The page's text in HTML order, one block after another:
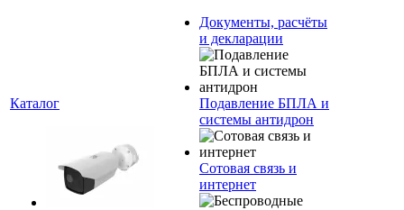
Каталог
Документы, расчёты
и декларации
Подавление БПЛА и
системы антидрон
Сотовая связь и
интернет